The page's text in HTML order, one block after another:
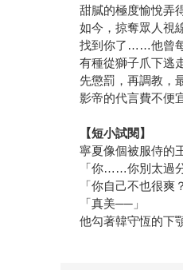
甜膩的極度愉悅弄
如今，掠奪眾人視
找到你了……他曾每
有種從獅子爪下逃
先懲罰，再調教，
影帝的代言費不便
【短小試閱】
寧夏像個被服侍的
「你……你別太過
「你自己不也很
「真美──」
他勾著韓守恆的下